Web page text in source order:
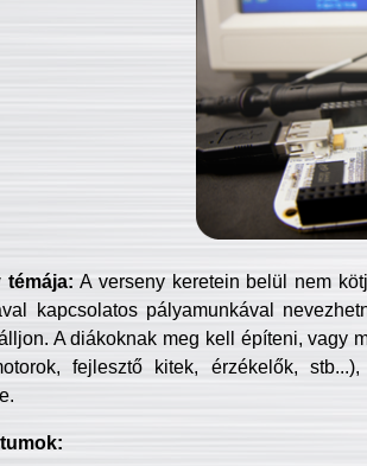
témája: A verseny keretein belül nem
kapcsolatos pályamunkával
A diákoknak meg kell építeni, vagy
fejlesztő kitek, érzékelők,